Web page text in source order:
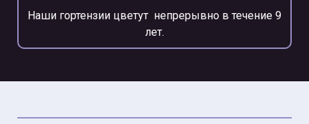
Наши гортензии цветут непрерывно в течение 9
лет.